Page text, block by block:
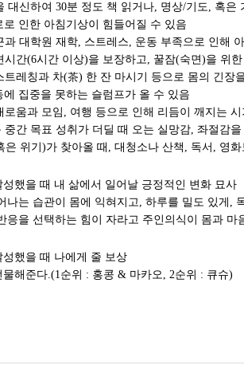
신하여 30분 정도 책 읽거나, 명상/기도, 혹은
인한 아침기상이 힘들어질 수 있음
대학원 재학, 스트레스, 운동 부족으로 인해
간(6시간 이상)을 보장하고, 꿀잠(숙면)을 위
레칭과 차(茶) 한 잔 마시기 등으로 몸의 긴장
집중을 못하는 슬럼프가 올 수 있음
움과 모임, 여행 등으로 인해 리듬이 깨지는 시
간 목표 성취가 더딜 때 오는 실망감, 좌절감을
위기)가 찾아올 때, 대청소나 산책, 독서, 영
성했을 때 내 삶에서 일어날 긍정적인 변화 묘사
나는 습관이 몸에 익혀지고, 하루를 밀도 있게,
응을 선택하는 힘이 자라고 주인의식이 몸과 마
성했을 때 나에게 줄 보상
해준다.(1순위 : 홍콩 & 마카오, 2순위 : 큐슈)